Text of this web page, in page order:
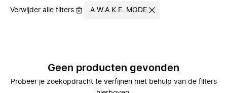
Verwijder alle filters A.W.A.K.E. MODE
Geen producten gevonden
Probeer je zoekopdracht te verfijnen met behulp van de filters